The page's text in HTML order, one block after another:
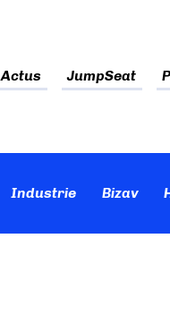
Actus JumpSeat
Industrie Bizav